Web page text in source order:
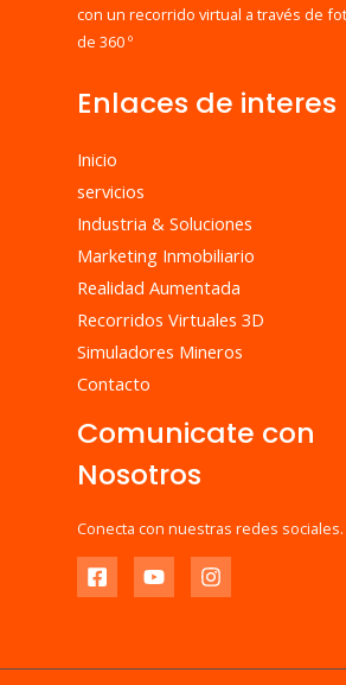
con un recorrido virtual a través de
de 360 º
Enlaces de interes
Inicio
servicios
Industria & Soluciones
Marketing Inmobiliario
Realidad Aumentada
Recorridos Virtuales 3D
Simuladores Mineros
Contacto
Comunicate con
Nosotros
Conecta con nuestras redes sociales.